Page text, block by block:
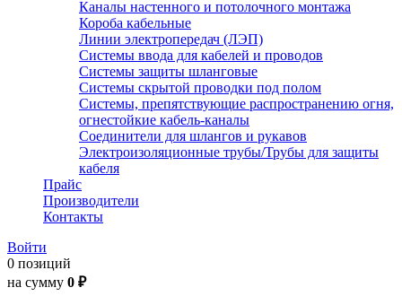
Каналы настенного и потолочного монтажа
Короба кабельные
Линии электропередач (ЛЭП)
Системы ввода для кабелей и проводов
Системы защиты шланговые
Системы скрытой проводки под полом
Системы, препятствующие распространению огня,
огнестойкие кабель-каналы
Соединители для шлангов и рукавов
Электроизоляционные трубы/Трубы для защиты
кабеля
Прайс
Производители
Контакты
Войти
0 позиций
на сумму 0 ₽